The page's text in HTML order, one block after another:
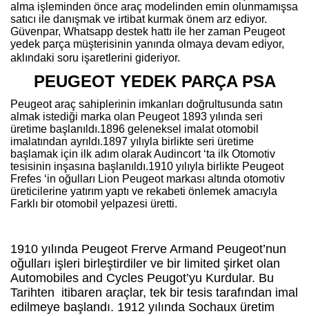
alma işleminden önce araç modelinden emin olunmamışsa
satıcı ile danışmak ve irtibat kurmak önem arz ediyor.
Güvenpar, Whatsapp destek hattı ile her zaman Peugeot
yedek parça müşterisinin yanında olmaya devam ediyor,
aklındaki soru işaretlerini gideriyor.
PEUGEOT YEDEK PARÇA PSA
Peugeot araç sahiplerinin imkanları doğrultusunda satın
almak istediği marka olan Peugeot 1893 yılında seri
üretime başlanıldı.1896 geleneksel imalat otomobil
imalatından ayrıldı.1897 yılıyla birlikte seri üretime
başlamak için ilk adım olarak Audincort ‘ta ilk Otomotiv
tesisinin inşasına başlanıldı.1910 yılıyla birlikte Peugeot
Frefes ‘in oğulları Lion Peugeot markası altında otomotiv
üreticilerine yatırım yaptı ve rekabeti önlemek amacıyla
Farklı bir otomobil yelpazesi üretti.
1910 yılında Peugeot Frerve Armand Peugeot’nun
oğulları işleri birleştirdiler ve bir limited şirket olan
Automobiles and Cycles Peugot’yu Kurdular. Bu
Tarihten itibaren araçlar, tek bir tesis tarafından imal
edilmeye başlandı. 1912 yılında Sochaux üretim